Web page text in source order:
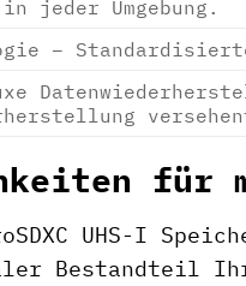
jeder Umgebung.
–
für
UHS-I
Bestandteil